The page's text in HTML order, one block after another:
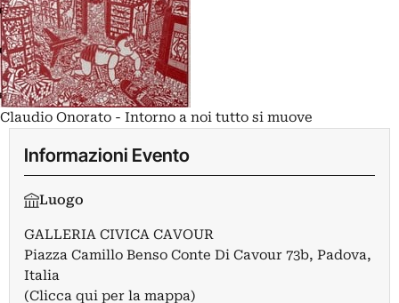
Claudio Onorato - Intorno a noi tutto si muove
Informazioni Evento
Luogo
GALLERIA CIVICA CAVOUR
Piazza Camillo Benso Conte Di Cavour 73b, Padova,
Italia
(Clicca qui per la mappa)